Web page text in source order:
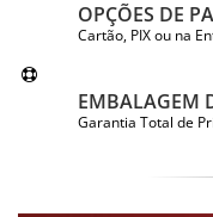
OPÇÕES DE
Cartão, PIX ou na
EMBALAGEM
Garantia Total de